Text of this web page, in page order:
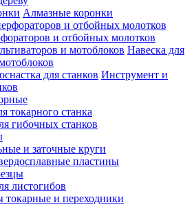
Алмазные коронки
и отбойных молотков
Навеска для
Инструмент и
токарного станка
гибочных станков
и заточные круги
пластины
листогибов
и переходники